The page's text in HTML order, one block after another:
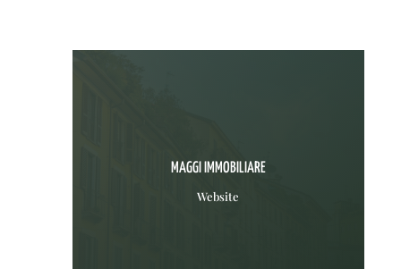
MAGGI IMMOBILIARE
Website